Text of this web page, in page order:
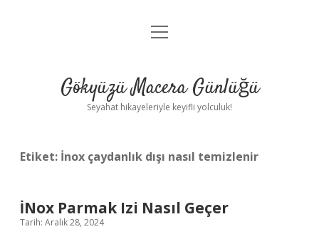
Anasayfa
Yasal Uyarı
menüyü
Gökyüzü Macera Günlüğü
Seyahat hikayeleriyle keyifli yolculuk!
Etiket: İnox çaydanlık dışı nasıl temizlenir
İNox Parmak Izi Nasıl Geçer
Tarih: Aralık 28, 2024